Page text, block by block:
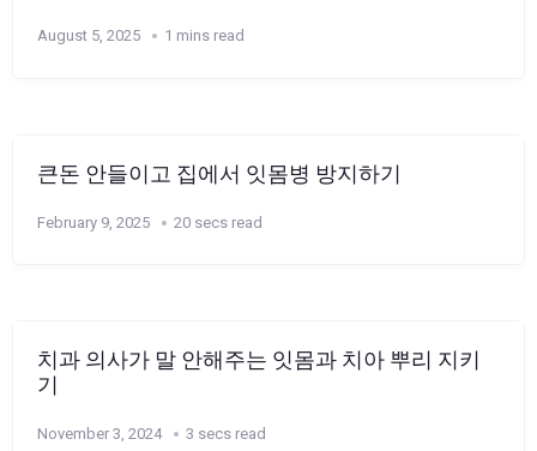
August 5, 2025 1 mins read
큰돈 안들이고 집에서 잇몸병 방지하기
February 9, 2025 20 secs read
치과 의사가 말 안해주는 잇몸과 치아 뿌리 지키
기
November 3, 2024 3 secs read